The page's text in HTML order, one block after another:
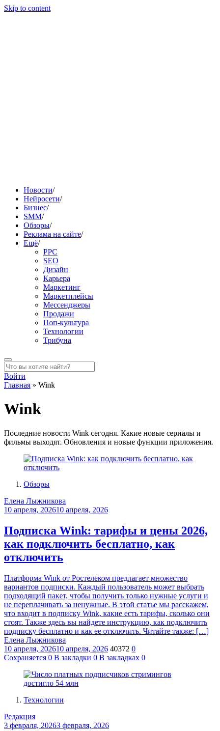
Skip to content
Новости/
Нейросети/
Бизнес/
SMM/
Обзоры/
Реклама на сайте/
Ещё/
PPC
SEO
Дизайн
Карьера
Маркетинг
Маркетплейсы
Мессенджеры
Продажи
Поп-культура
Технологии
Трибуна
Войти
Главная » Wink
Wink
Последние новости Wink сегодня. Какие новые сериалы и
фильмы выходят. Обновления и новые функции приложения.
Обзоры
Елена Лыжникова
10 апреля, 202610 апреля, 2026
Подписка Wink: тарифы и цены 2026,
как подключить бесплатно, как
отключить
Платформа Wink от Ростелеком предлагает множество
вариантов подписки. Каждый пользователь может выбрать
подходящий пакет, чтобы получить только нужные услуги и
не переплачивать за ненужные. В этой статье мы расскажем,
что входит в подписку Wink, какие есть тарифы, сколько они
стоят. Также здесь вы найдете инструкцию, как подключить
подписку бесплатно и как ее отключить. Читайте также: […]
Елена Лыжникова
10 апреля, 202610 апреля, 2026 40372 0
Сохраняется 0 В закладки 0 В закладках 0
Технологии
Редакция
3 февраля, 20263 февраля, 2026